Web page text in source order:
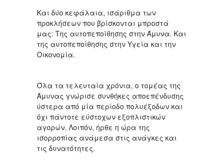
Και δύο κεφάλαια, ισάριθμα των
προκλήσεων που βρίσκονται μπροστά
μας: Της αυτοπεποίθησης στην Άμυνα. Και
της αυτοπεποίθησης στην Υγεία και την
Οικονομία.
Όλα τα τελευταία χρόνια, ο τομέας της
Άμυνας γνώρισε συνθήκες αποεπένδυσης
ύστερα από μία περίοδο πολυέξοδων και
όχι πάντοτε εύστοχων εξοπλιστικών
αγορών. Λοιπόν, ήρθε η ώρα της
ισορροπίας ανάμεσα στις ανάγκες και
τις δυνατότητες.